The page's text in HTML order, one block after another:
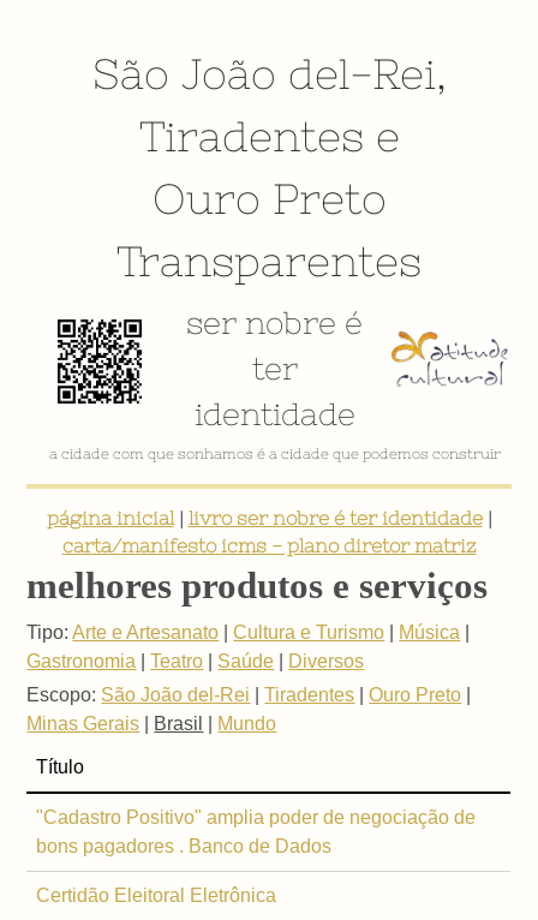
São João del-Rei,
Tiradentes e
Ouro Preto
Transparentes
ser nobre é
ter
identidade
a cidade com que sonhamos é a cidade que podemos construir
página inicial| livro ser nobre é ter identidade|
carta/manifesto icms - plano diretor matriz
melhores produtos e serviços
Tipo: Arte e Artesanato |Cultura e Turismo Música
Gastronomia |Teatro Saúde
Diversos
Escopo: São João del-Rei |Tiradentes |Ouro Preto
Minas Gerais
Brasil Mundo
Título
"Cadastro Positivo" amplia poder de negociação de
bons pagadores . Banco de Dados
Certidão Eleitoral Eletrônica